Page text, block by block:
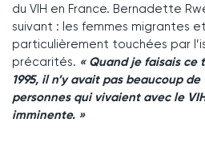
du VIH en France. Bernadette
suivant : les femmes migrantes
particulièrement touchées par
précarités. « Quand je faisais ce
1995, il n’y avait pas beaucoup
personnes qui vivaient avec le
imminente. »